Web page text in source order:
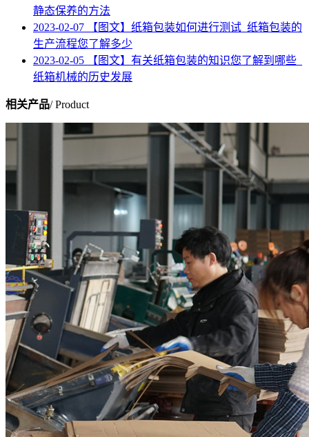
静态保养的方法
2023-02-07 【图文】纸箱包装如何进行测试_纸箱包装的
生产流程您了解多少
2023-02-05 【图文】有关纸箱包装的知识您了解到哪些_
纸箱机械的历史发展
相关产品/ Product